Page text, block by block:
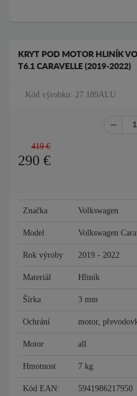
KRYT POD MOTOR HLINÍK
T6.1 CARAVELLE (2019-2022)
Kód výrobku: 27.189ALU
419 €
290 €
Značka Volkswagen
Model Volkswagen
Rok výroby 2019 - 2022
Materiál Hliník
Šírka 3 mm
Ochrání motor,
Motor all
Hmotnost 7 kg
Kód EAN: 5941986217950